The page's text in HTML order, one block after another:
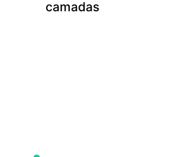
camadas